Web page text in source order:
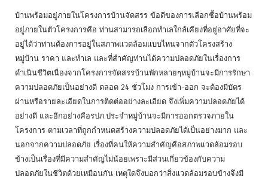
บ้านพร้อมอยู่ภายในโครงการบ้านจัดสรร ข้อดีของการเลือกซื้อบ้านพร้อม
อยู่ภายในตัวโครงการคือ ท่านสามารถเลือกทำเลใกล้เคียงที่อยู่อาศัยที่จะ
อยู่ได้ว่าท่านต้องการอยู่ในสภาพแวดล้อมแบบไหนจากตัวโครงสร้าง
หมู่บ้าน ราคา และทำเล และที่สำคัญท่านได้ความปลอดภัยในเรื่องการ
ดำเนินชีวิตเนื่องจากโครงการจัดสรรบ้านพักหลายๆหมู่บ้านจะมีการรักษา
ความปลอดภัยเป็นอย่างดี ตลอด 24 ชั่วโมง การเข้า-ออก จะต้องมีบัตร
ผ่านหรือรายละเอียดในการติดต่ออย่างละเอียด จึงเพิ่มความปลอดภัยได้
อย่างดี และอีกอย่างคือรปภ.ประจำหมู่บ้านจะมีการออกตรวจภายใน
โครงการ ตามเวลาที่ถูกกำหนดสร้างความปลอดภัยได้เป็นอย่างมาก และ
นอกจากความปลอดภัย เรื่องที่คนให้ความสำคัญคือสภาพแวดล้อมรอบ
ข้างเป็นเรื่องที่มีความสำคัญไม่น้อยเพราะมีส่วนเกี่ยวข้องกับความ
ปลอดภัยในชีวิตด้วยเหมือนกัน เหตุใดจึงบอกว่าสิ่งแวดล้อมรอบข้างจึงมี